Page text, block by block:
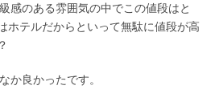
感のある雰囲気の中でこの値段はと
ホテルだからといって無駄に値段が高
か良かったです。